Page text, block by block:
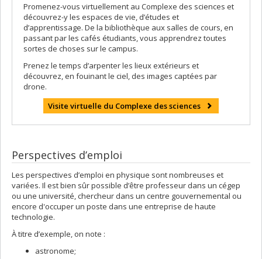
Promenez-vous virtuellement au Complexe des sciences et
découvrez-y les espaces de vie, d’études et
d’apprentissage. De la bibliothèque aux salles de cours, en
passant par les cafés étudiants, vous apprendrez toutes
sortes de choses sur le campus.
Prenez le temps d’arpenter les lieux extérieurs et
découvrez, en fouinant le ciel, des images captées par
drone.
Visite virtuelle du Complexe des sciences
Perspectives d’emploi
Les perspectives d’emploi en physique sont nombreuses et
variées. Il est bien sûr possible d’être professeur dans un cégep
ou une université, chercheur dans un centre gouvernemental ou
encore d'occuper un poste dans une entreprise de haute
technologie.
À titre d’exemple, on note :
astronome;